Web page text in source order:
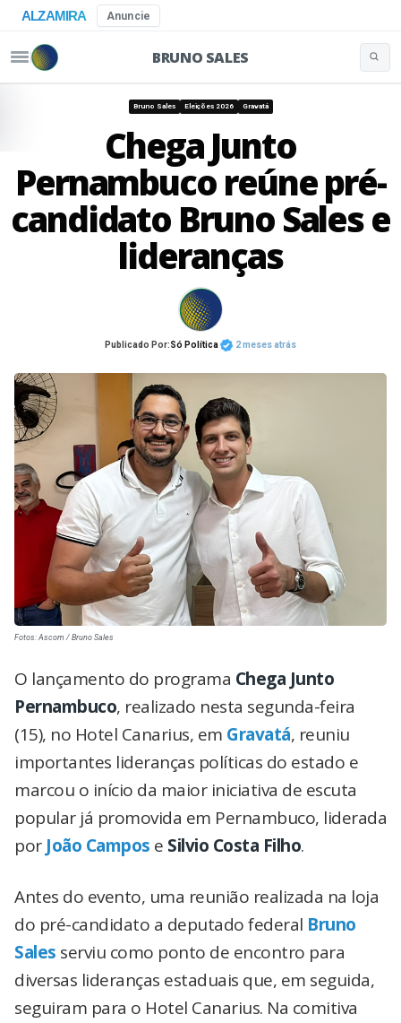
ALZAMIRA Anuncie
BRUNO SALES
Bruno Sales Eleições 2026 Gravatá
Chega Junto
Pernambuco reúne pré-
candidato Bruno Sales e
lideranças
Publicado Por:Só Política 2 meses atrás
Fotos: Ascom / Bruno Sales
O lançamento do programa Chega Junto
Pernambuco, realizado nesta segunda-feira
(15), no Hotel Canarius, em Gravatá, reuniu
importantes lideranças políticas do estado e
marcou o início da maior iniciativa de escuta
popular já promovida em Pernambuco, liderada
por João Campos e Silvio Costa Filho.
Antes do evento, uma reunião realizada na loja
do pré-candidato a deputado federal Bruno
Sales serviu como ponto de encontro para
diversas lideranças estaduais que, em seguida,
seguiram para o Hotel Canarius. Na comitiva